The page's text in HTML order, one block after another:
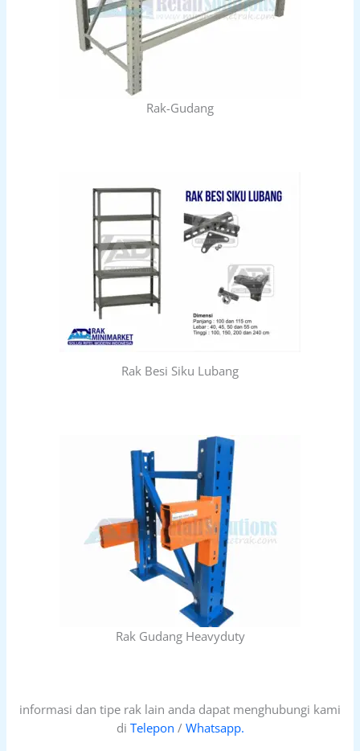
Rak-Gudang
Rak Besi Siku Lubang
Rak Gudang Heavyduty
informasi dan tipe rak lain anda dapat menghubungi kami
di Telepon / Whatsapp.